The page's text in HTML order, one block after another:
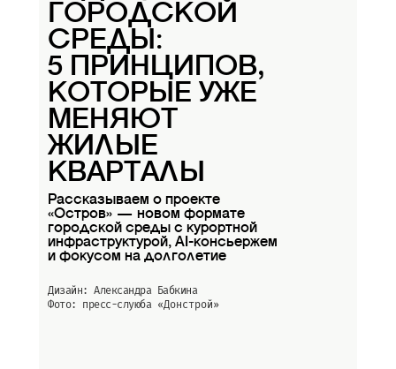
БУДУЩЕЕ
ГОРОДСКОЙ
СРЕДЫ:
5 ПРИНЦИПОВ,
КОТОРЫЕ УЖЕ
МЕНЯЮТ
ЖИЛЫЕ
КВАРТАЛЫ
Рассказываем о проекте
«Остров» — новом формате
городской среды с курортной
и фокусом на долголетие